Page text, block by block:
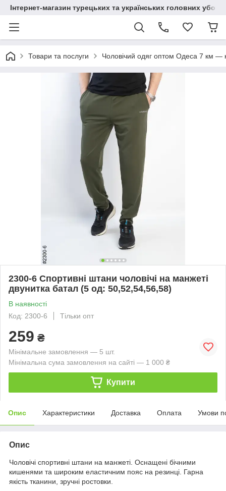
Інтернет-магазин турецьких та українських головних
Товари та послуги Чоловічий одяг оптом Одеса 7 км —
2300-6 Спортивні штани чоловічі на манжеті
двунитка батал (5 од: 50,52,54,56,58)
В наявності
Код: 2300-6
Тільки опт
259 ₴
Мінімальне замовлення — 5 шт.
Мінімальна сума замовлення на сайті — 1 000 ₴
Купити
Опис Характеристики Доставка Оплата Умови
Опис
Чоловічі спортивні штани на манжеті. Оснащені бічними
кишенями та широким еластичним пояс на резинці. Гарна
якість тканини, зручні ростовки.